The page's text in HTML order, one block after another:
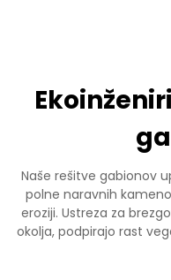
Naše rešitve gabionov
polne naravnih
eroziji. Ustreza za
okolja, podpirajo rast